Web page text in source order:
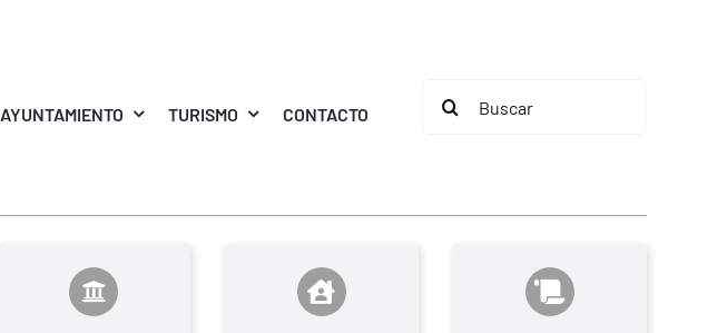
AYUNTAMIENTO TURISMO CONTACTO
Buscar: